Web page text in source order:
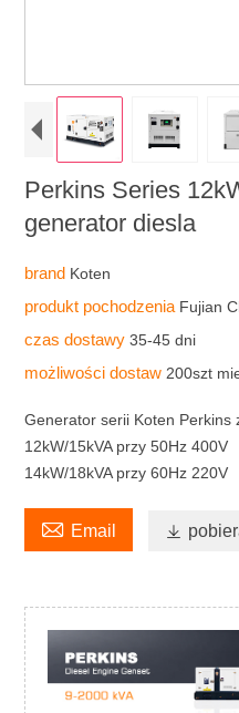
Perkins Series
generator diesla
brand Koten
produkt pochodzenia Fujian
czas dostawy35-45 dni
możliwości dostaw 200szt
Generator serii Koten Perkins
12kW/15kVA przy 50Hz 400V
14kW/18kVA przy 60Hz 220V
 Email 